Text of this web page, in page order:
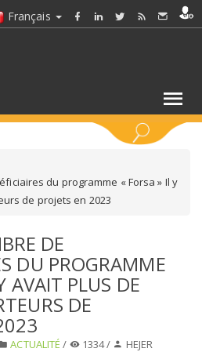
Français
du programme « Forsa » Il y
de projets en 2023
DE
DU PROGRAMME
AVAIT PLUS DE
DE
ACTUALITÉ / 1334 / HEJER